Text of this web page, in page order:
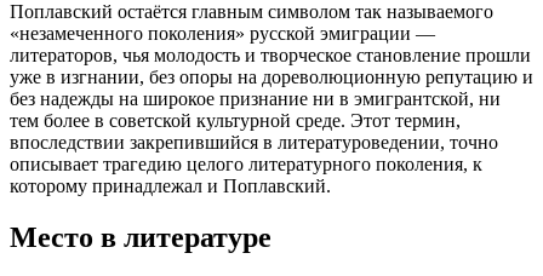
Поплавский остаётся главным символом так называемого
«незамеченного поколения» русской эмиграции —
литераторов, чья молодость и творческое становление прошли
уже в изгнании, без опоры на дореволюционную репутацию и
без надежды на широкое признание ни в эмигрантской, ни
тем более в советской культурной среде. Этот термин,
впоследствии закрепившийся в литературоведении, точно
описывает трагедию целого литературного поколения, к
которому принадлежал и Поплавский.
Место в литературе